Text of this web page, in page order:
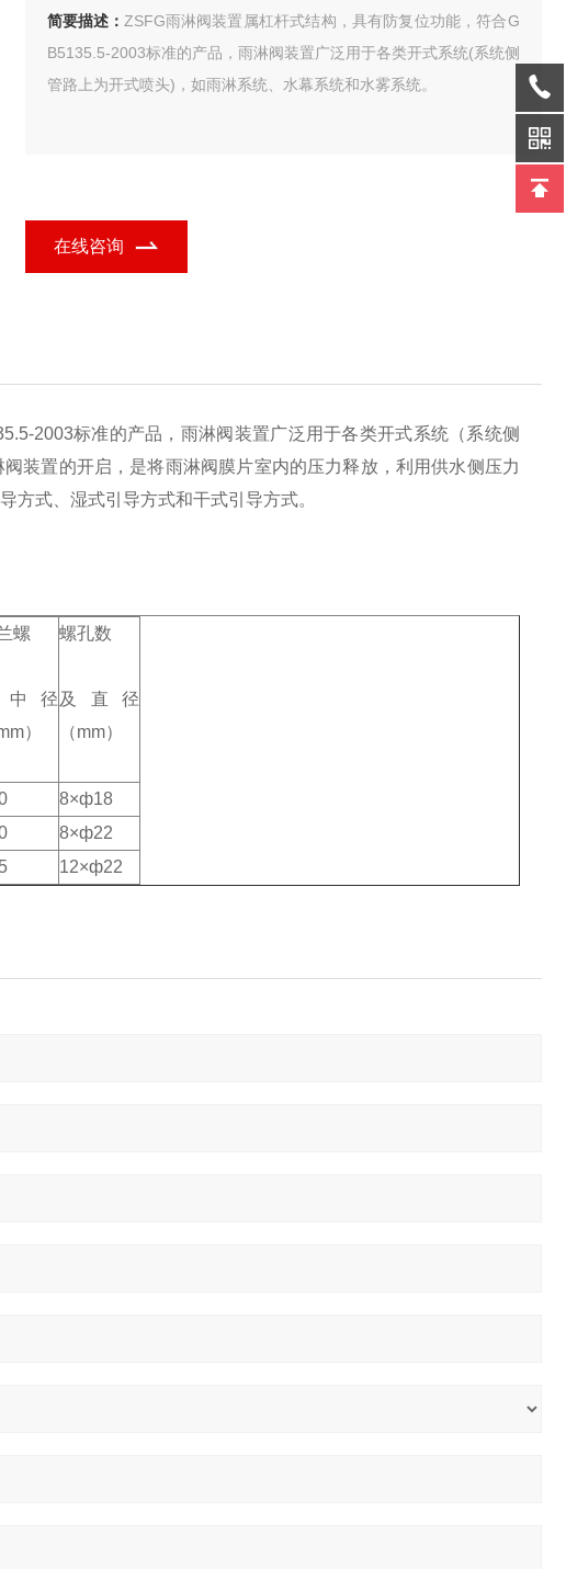
简要描述： ZSFG雨淋阀装置属杠杆式结构，具有防复位功能，符合G
B5135.5-2003标准的产品，雨淋阀装置广泛用于各类开式系统(系统侧
管路上为开式喷头)，如雨淋系统、水幕系统和水雾系统。
在线咨询
2003标准的产品，雨淋阀装置广泛用于各类开式系统（系统侧
装置的开启，是将雨淋阀膜片室内的压力释放，利用供水侧压力
方式、湿式引导方式和干式引导方式。
螺
中径
）
螺孔数
及直径
（mm）
8×ф18
8×ф22
12×ф22